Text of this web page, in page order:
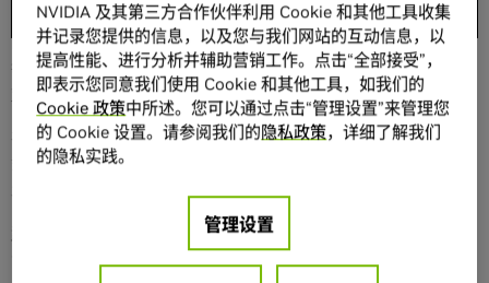
Stable Diffusion 和 Adobe Firefly 等图片生成器，以及
NVIDIA DLSS 3 Frame Generation（DLSS 3 帧生成技术）
等游戏渲染技术为代表，正在迅速为生产力、内容创作、游
戏等开创计算的新时代。
微软Build开发者大会上，NVIDIA 和微软展示了一系列搭
载 NVIDIA RTX GPU 的 Windows 11 PC 和工作站的先进技
的需求。
超过 400 款应用和游戏已采用 AI 技术，通过 RTX GPU 上的
专用处理器 Tensor Core 进行加速。今天发布的内容，包括
NVIDIA 及其第三方合作伙伴利用 Cookie 和其他工具收集
并记录您提供的信息，以及您与我们网站的互动信息，以
提高性能、进行分析并辅助营销工作。点击“全部接受”，
即表示您同意我们使用 Cookie 和其他工具，如我们的
Cookie 政策中所述。您可以通过点击“管理设置”来管理您
的 Cookie 设置。请参阅我们的隐私政策，详细了解我们
的隐私实践。
管理设置